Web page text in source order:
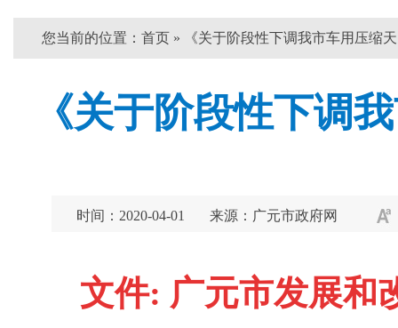
您当前的位置： 首页 » 《关于阶段性下调我市车用压缩
《关于阶段性下调
时间：2020-04-01 来源：广元市政府网
文件: 广元市发展和